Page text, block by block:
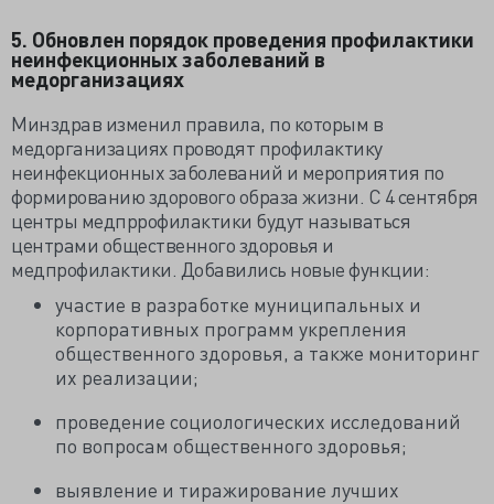
5. Обновлен порядок проведения профилактики
неинфекционных заболеваний в
медорганизациях
Минздрав изменил правила, по которым в
медорганизациях проводят профилактику
неинфекционных заболеваний и мероприятия по
формированию здорового образа жизни. С 4 сентября
центры медпррофилактики будут называться
центрами общественного здоровья и
медпрофилактики. Добавились новые функции:
участие в разработке муниципальных и
корпоративных программ укрепления
общественного здоровья, а также мониторинг
их реализации;
проведение социологических исследований
по вопросам общественного здоровья;
выявление и тиражирование лучших